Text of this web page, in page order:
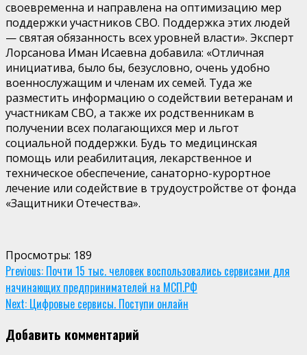
своевременна и направлена на оптимизацию мер
поддержки участников СВО. Поддержка этих людей
— святая обязанность всех уровней власти». Эксперт
Лорсанова Иман Исаевна добавила: «Отличная
инициатива, было бы, безусловно, очень удобно
военнослужащим и членам их семей. Туда же
разместить информацию о содействии ветеранам и
участникам СВО, а также их родственникам в
получении всех полагающихся мер и льгот
социальной поддержки. Будь то медицинская
помощь или реабилитация, лекарственное и
техническое обеспечение, санаторно-курортное
лечение или содействие в трудоустройстве от фонда
«Защитники Отечества».
Просмотры: 189
Continue
Reading
Previous: Почти 15 тыс. человек воспользовались сервисами для
начинающих предпринимателей на МСП.РФ
Next: Цифровые сервисы. Поступи онлайн
Добавить комментарий